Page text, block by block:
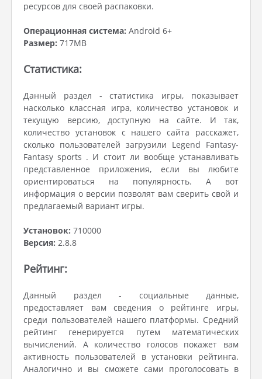
ресурсов для своей распаковки.
Операционная система: Android 6+
Размер: 717MB
Статистика:
Данный раздел - статистика игры, показывает
насколько классная игра, количество установок и
текущую версию, доступную на сайте. И так,
количество установок с нашего сайта расскажет,
сколько пользователей загрузили Legend Fantasy-
Fantasy sports . И стоит ли вообще устанавливать
представленное приложения, если вы любите
ориентироваться на популярность. А вот
информация о версии позволят вам сверить свой и
предлагаемый вариант игры.
Установок: 710000
Версия: 2.8.8
Рейтинг:
Данный раздел - социальные данные,
предоставляет вам сведения о рейтинге игры,
среди пользователей нашего платформы. Средний
рейтинг генерируется путем математических
вычислений. А количество голосов покажет вам
активность пользователей в установки рейтинга.
Аналогично и вы сможете сами проголосовать в